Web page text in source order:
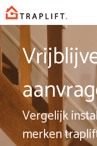
Spring
naar
inhoud
Vergelijk
merken